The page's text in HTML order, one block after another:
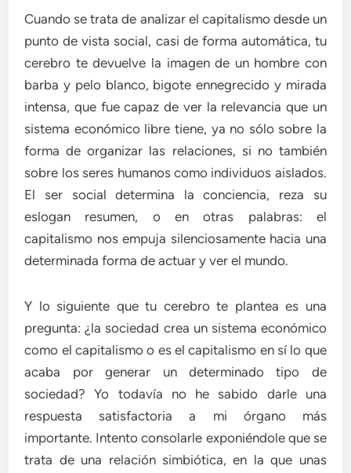
Cuando se trata de analizar el capitalismo desde un
punto de vista social, casi de forma automática, tu
cerebro te devuelve la imagen de un hombre con
barba y pelo blanco, bigote ennegrecido y mirada
intensa, que fue capaz de ver la relevancia que un
sistema económico libre tiene, ya no sólo sobre la
forma de organizar las relaciones, si no también
sobre los seres humanos como individuos aislados.
El ser social determina la conciencia, reza su
eslogan resumen, o en otras palabras: el
capitalismo nos empuja silenciosamente hacia una
determinada forma de actuar y ver el mundo.
Y lo siguiente que tu cerebro te plantea es una
pregunta: ¿la sociedad crea un sistema económico
como el capitalismo o es el capitalismo en sí lo que
acaba por generar un determinado tipo de
sociedad? Yo todavía no he sabido darle una
respuesta satisfactoria a mi órgano más
importante. Intento consolarle exponiéndole que se
trata de una relación simbiótica, en la que unas